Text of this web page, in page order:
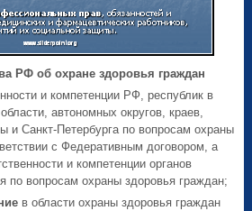
РФ об охране здоровья граждан
и компетенции РФ, республик в
автономных округов, краев,
и Санкт-Петербурга по вопросам охраны
с Федеративным договором, а
и компетенции органов
по вопросам охраны здоровья граждан;
в области охраны здоровья граждан